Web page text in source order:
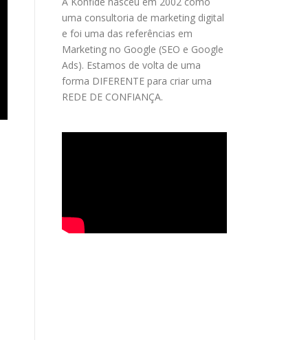
uma consultoria de marketing digital
e foi uma das referências em
Marketing no Google (SEO e Google
Ads). Estamos de volta de uma
forma DIFERENTE para criar uma
REDE DE CONFIANÇA.